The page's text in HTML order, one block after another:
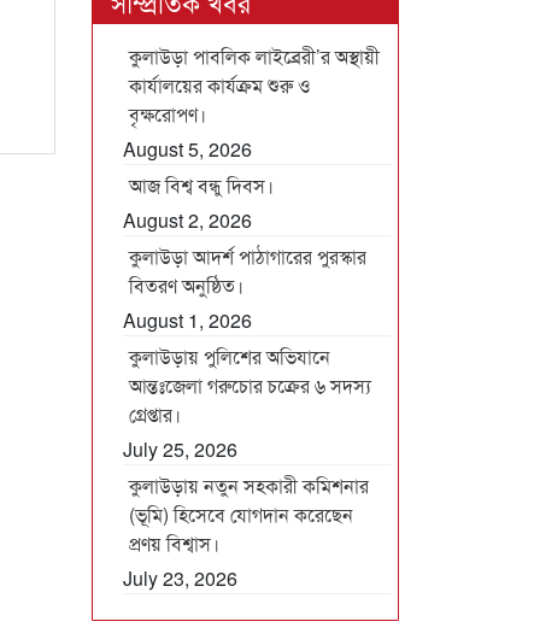
কুলাউড়া পাবলিক লাইব্রেরী’র অস্থায়ী
কার্যালয়ের কার্যক্রম শুরু ও
বৃক্ষরোপণ।
August 5, 2026
আজ বিশ্ব বন্ধু দিবস।
August 2, 2026
কুলাউড়া আদর্শ পাঠাগারের পুরস্কার
বিতরণ অনুষ্ঠিত।
August 1, 2026
কুলাউড়ায় পুলিশের অভিযানে
আন্তঃজেলা গরুচোর চক্রের ৬ সদস্য
গ্রেপ্তার।
July 25, 2026
কুলাউড়ায় নতুন সহকারী কমিশনার
(ভূমি) হিসেবে যোগদান করেছেন
প্রণয় বিশ্বাস।
July 23, 2026